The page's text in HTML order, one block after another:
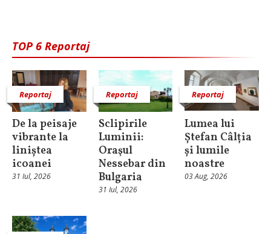
TOP 6 Reportaj
Reportaj
De la peisaje
vibrante la
liniștea
icoanei
31 Iul, 2026
Reportaj
Sclipirile
Luminii:
Oraşul
Nessebar din
Bulgaria
31 Iul, 2026
Reportaj
Lumea lui
Ștefan Câlția
și lumile
noastre
03 Aug, 2026